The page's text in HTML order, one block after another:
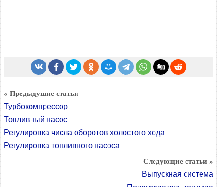
« Предыдущие статьи
Турбокомпрессор
Топливный насос
Регулировка числа оборотов холостого хода
Регулировка топливного насоса
Следующие статьи »
Выпускная система